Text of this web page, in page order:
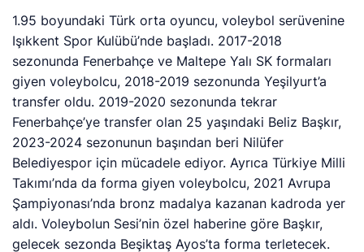
1.95 boyundaki Türk orta oyuncu, voleybol serüvenine
Işıkkent Spor Kulübü’nde başladı. 2017-2018
sezonunda Fenerbahçe ve Maltepe Yalı SK formaları
giyen voleybolcu, 2018-2019 sezonunda Yeşilyurt’a
transfer oldu. 2019-2020 sezonunda tekrar
Fenerbahçe’ye transfer olan 25 yaşındaki Beliz Başkır,
2023-2024 sezonunun başından beri Nilüfer
Belediyespor için mücadele ediyor. Ayrıca Türkiye Milli
Takımı’nda da forma giyen voleybolcu, 2021 Avrupa
Şampiyonası’nda bronz madalya kazanan kadroda yer
aldı. Voleybolun Sesi’nin özel haberine göre Başkır,
gelecek sezonda Beşiktaş Ayos’ta forma terletecek.